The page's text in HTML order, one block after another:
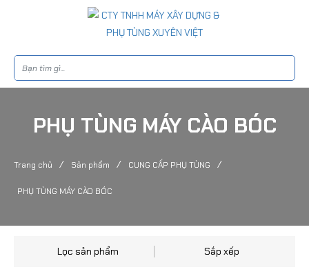
PHỤ TÙNG MÁY CÀO BÓC
Trang chủ / Sản phẩm / CUNG CẤP PHỤ TÙNG /
PHỤ TÙNG MÁY CÀO BÓC
Lọc sản phẩm Sắp xếp